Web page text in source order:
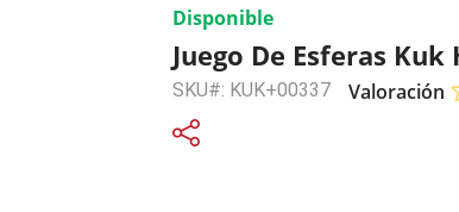
Disponible
Juego De Esferas Kuk
SKU#: KUK+00337 Valoración